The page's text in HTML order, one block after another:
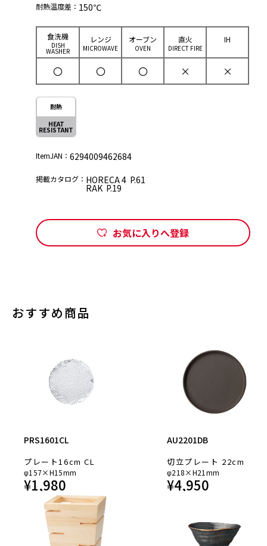
耐熱温度差： 150℃
⾷洗機
DISH
WASHER
レンジ
MICROWAVE
オーブン
OVEN
直⽕
DIRECT FIRE
IH
〇 〇 〇 × ×
耐熱
HEAT
RESISTANT
ItemJAN： 6294009462684
掲載カタログ： HORECA 4 P.61
RAK P.19
お気に入りへ登録
おすすめ商品
PRS1601CL
プレート16cm CL
φ157×H15mm
¥1,980
AU2201DB
切立プレート 22cm
φ218×H21mm
¥4,950